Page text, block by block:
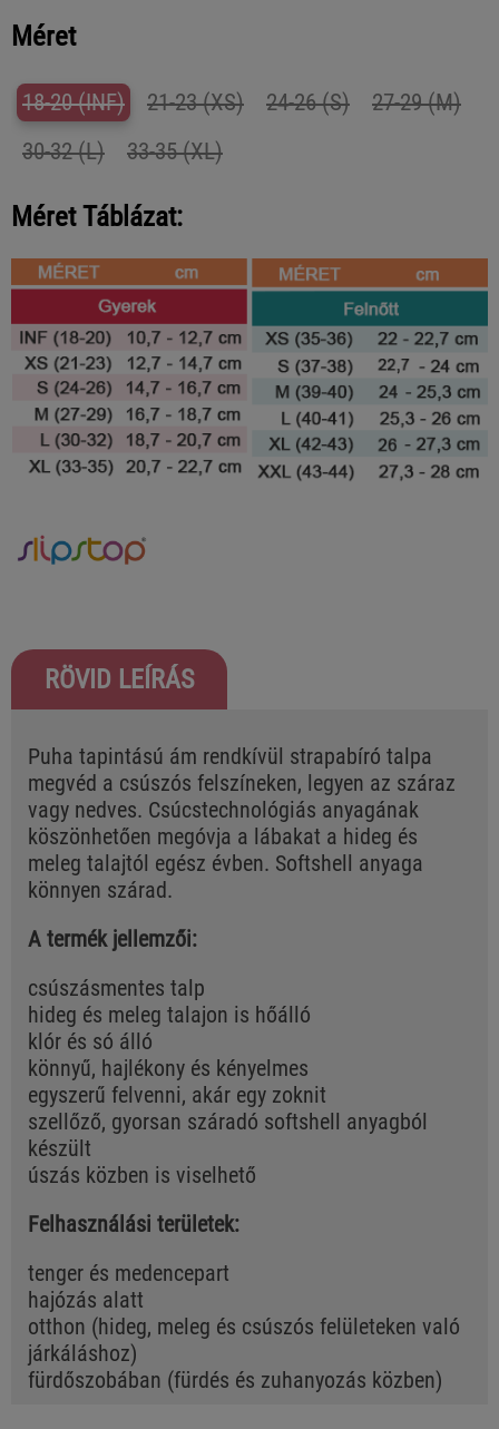
Méret
18-20 (INF) 21-23 (XS) 24-26 (S)
27-29 (M)
30-32 (L)
33-35 (XL)
Méret Táblázat:
RÖVID LEÍRÁS
Puha tapintású ám rendkívül strapabíró talpa
megvéd a csúszós felszíneken, legyen az száraz
vagy nedves. Csúcstechnológiás anyagának
köszönhetően megóvja a lábakat a hideg és
meleg talajtól egész évben. Softshell anyaga
könnyen szárad.
A termék jellemzői:
csúszásmentes talp
hideg és meleg talajon is hőálló
klór és só álló
könnyű, hajlékony és kényelmes
egyszerű felvenni, akár egy zoknit
szellőző, gyorsan száradó softshell anyagból
készült
úszás közben is viselhető
Felhasználási területek:
tenger és medencepart
hajózás alatt
otthon (hideg, meleg és csúszós felületeken való
járkáláshoz)
fürdőszobában (fürdés és zuhanyozás közben)